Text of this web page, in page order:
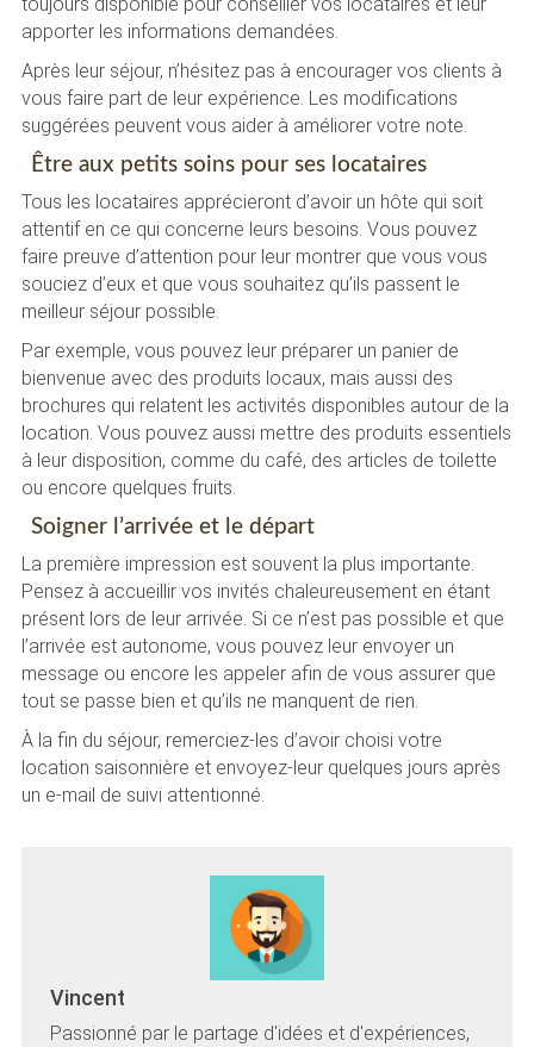
apporter les informations demandées.
Après leur séjour, n’hésitez pas à encourager vos clients à
vous faire part de leur expérience. Les modifications
suggérées peuvent vous aider à améliorer votre note.
Être aux petits soins pour ses locataires
Tous les locataires apprécieront d’avoir un hôte qui soit
attentif en ce qui concerne leurs besoins. Vous pouvez
faire preuve d’attention pour leur montrer que vous vous
souciez d’eux et que vous souhaitez qu’ils passent le
meilleur séjour possible.
Par exemple, vous pouvez leur préparer un panier de
bienvenue avec des produits locaux, mais aussi des
brochures qui relatent les activités disponibles autour de la
location. Vous pouvez aussi mettre des produits essentiels
à leur disposition, comme du café, des articles de toilette
ou encore quelques fruits.
Soigner l’arrivée et le départ
La première impression est souvent la plus importante.
Pensez à accueillir vos invités chaleureusement en étant
présent lors de leur arrivée. Si ce n’est pas possible et que
l’arrivée est autonome, vous pouvez leur envoyer un
message ou encore les appeler afin de vous assurer que
tout se passe bien et qu’ils ne manquent de rien.
À la fin du séjour, remerciez-les d’avoir choisi votre
location saisonnière et envoyez-leur quelques jours après
un e-mail de suivi attentionné.
Vincent
Passionné par le partage d'idées et d'expériences,